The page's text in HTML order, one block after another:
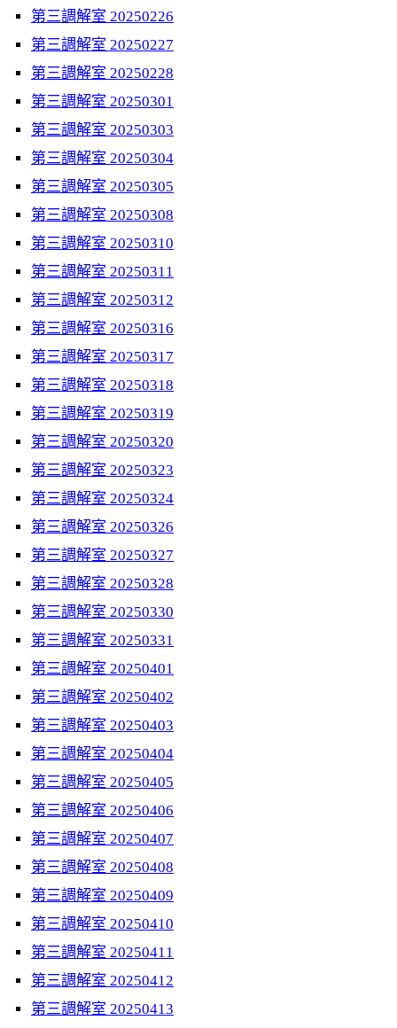
第三調解室 20250226
第三調解室 20250227
第三調解室 20250228
第三調解室 20250301
第三調解室 20250303
第三調解室 20250304
第三調解室 20250305
第三調解室 20250308
第三調解室 20250310
第三調解室 20250311
第三調解室 20250312
第三調解室 20250316
第三調解室 20250317
第三調解室 20250318
第三調解室 20250319
第三調解室 20250320
第三調解室 20250323
第三調解室 20250324
第三調解室 20250326
第三調解室 20250327
第三調解室 20250328
第三調解室 20250330
第三調解室 20250331
第三調解室 20250401
第三調解室 20250402
第三調解室 20250403
第三調解室 20250404
第三調解室 20250405
第三調解室 20250406
第三調解室 20250407
第三調解室 20250408
第三調解室 20250409
第三調解室 20250410
第三調解室 20250411
第三調解室 20250412
第三調解室 20250413